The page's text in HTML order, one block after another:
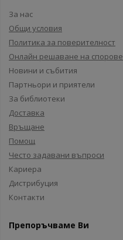
За нас
Общи условия
Политика за поверителност
Онлайн решаване на спорове
Новини и събития
Партньори и приятели
За библиотеки
Доставка
Връщане
Помощ
Често задавани въпроси
Кариера
Дистрибуция
Контакти
Препоръчваме Ви